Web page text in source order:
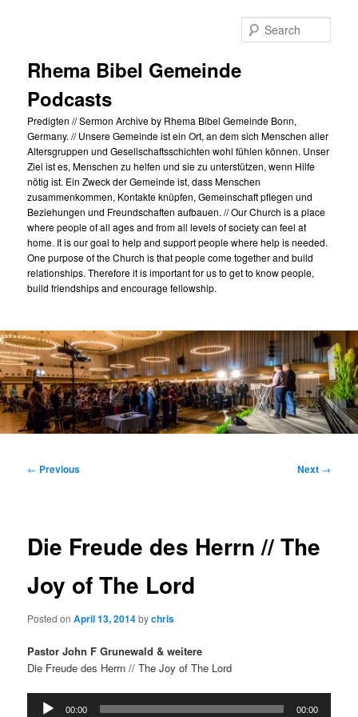
Rhema Bibel Gemeinde
Podcasts
Predigten // Sermon Archive by Rhema Bibel Gemeinde Bonn,
Germany. // Unsere Gemeinde ist ein Ort, an dem sich Menschen aller
Altersgruppen und Gesellschaftsschichten wohl fühlen können. Unser
Ziel ist es, Menschen zu helfen und sie zu unterstützen, wenn Hilfe
nötig ist. Ein Zweck der Gemeinde ist, dass Menschen
zusammenkommen, Kontakte knüpfen, Gemeinschaft pflegen und
Beziehungen und Freundschaften aufbauen. // Our Church is a place
where people of all ages and from all levels of society can feel at
home. It is our goal to help and support people where help is needed.
One purpose of the Church is that people come together and build
relationships. Therefore it is important for us to get to know people,
build friendships and encourage fellowship.
Post
← Previous Next →
Die Freude des Herrn // The
Joy of The Lord
Posted onApril 13, 2014bychris
Pastor John F Grunewald & weitere
Die Freude des Herrn // The Joy of The Lord
Audio
00:00 00:00